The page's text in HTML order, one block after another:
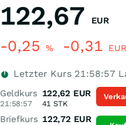
122,67 EUR
-0,25 % -0,31 EUR
Letzter Kurs 21:58:57
Geldkurs
21:58:57
122,62 EUR
41 STK
Briefkurs 122,72 EUR